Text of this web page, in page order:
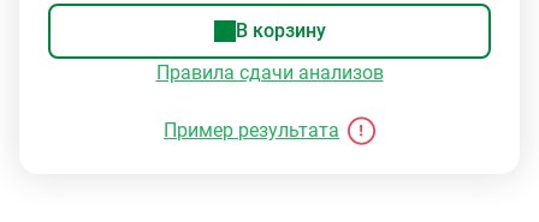
В корзину
Правила сдачи анализов
Пример результата